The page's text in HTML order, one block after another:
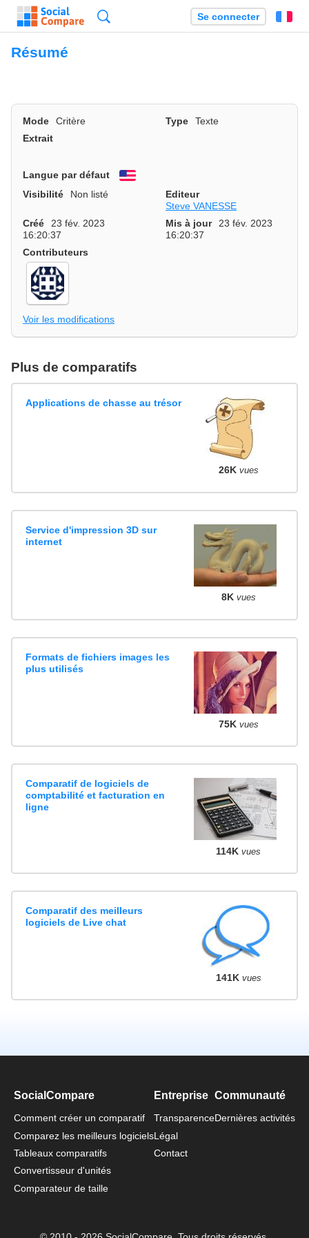
Se connecter
Résumé
Mode Critère Type
Texte
Extrait
Langue par défaut
English
Visibilité
Non listé
Editeur
Steve VANESSE
Créé
23 fév. 2023
16:20:37
Mis à jour
23 fév. 2023
16:20:37
Contributeurs
Voir les modifications
Plus de comparatifs
Applications de chasse au trésor
26K vues
Service d'impression 3D sur
internet
8K vues
Formats de fichiers images les
plus utilisés
75K vues
Comparatif de logiciels de
comptabilité et facturation en
ligne
114K vues
Comparatif des meilleurs
logiciels de Live chat
141K vues
SocialCompare
Comment créer un comparatif
Comparez les meilleurs logiciels
Tableaux comparatifs
Convertisseur d'unités
Comparateur de taille
Entreprise
Transparence
Légal
Contact
Communauté
Dernières activités